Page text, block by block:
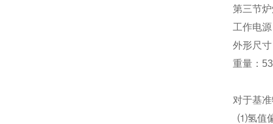
第三节
工作电
外形尺
重量：
对于基
⑴氢值